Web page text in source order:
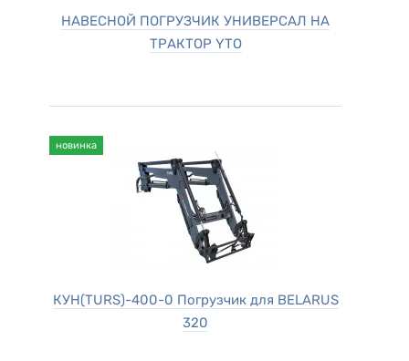
НАВЕСНОЙ ПОГРУЗЧИК УНИВЕРСАЛ НА
ТРАКТОР YTO
КУН(TURS)-400-0 Погрузчик для BELARUS
320
новинка